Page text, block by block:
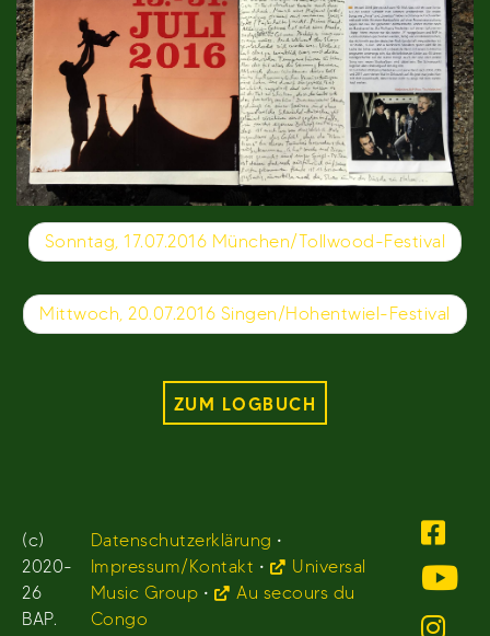
Beitragsnavigation
Sonntag, 17.07.2016 München/Tollwood-Festival
Mittwoch, 20.07.2016 Singen/Hohentwiel-Festival
ZUM LOGBUCH
(c)
2020-
26
BAP.
Datenschutzerklärung •
Impressum/Kontakt •
Universal
Music Group •
Au secours du
Congo